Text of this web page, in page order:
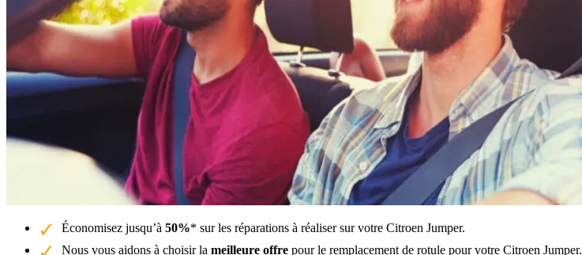
Économisez jusqu’à 50%* sur les réparations à réaliser sur votre Citroen Jumper.
Nous vous aidons à choisir la meilleure offre pour le remplacement de rotule pour votre Citroen Jumper.